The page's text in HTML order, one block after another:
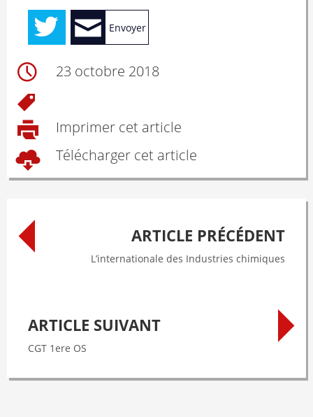
Envoyer
23 octobre 2018
Imprimer cet article
Télécharger cet article
Post
navigation
ARTICLE PRÉCÉDENT
L’internationale des Industries chimiques
ARTICLE SUIVANT
CGT 1ere OS